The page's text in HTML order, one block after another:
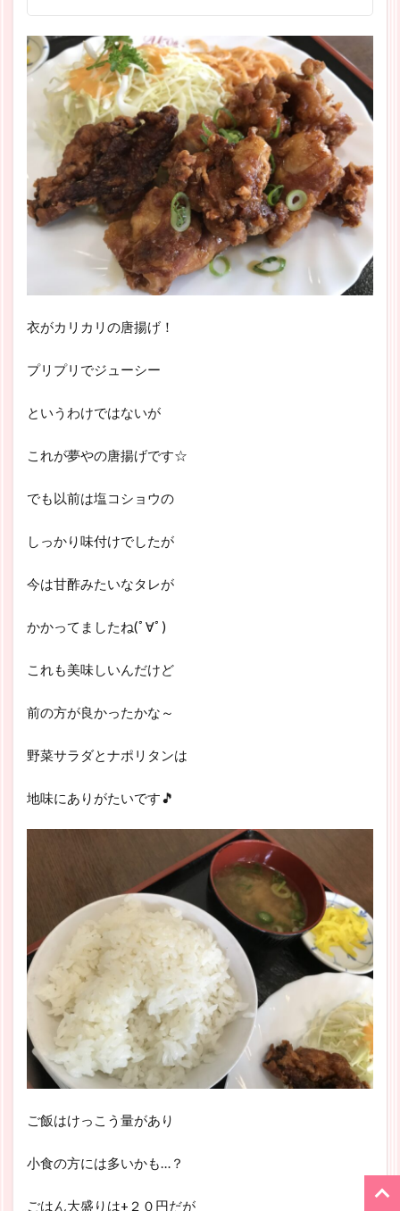
衣がカリカリの唐揚げ！
プリプリでジューシー
というわけではないが
これが夢やの唐揚げです☆
でも以前は塩コショウの
しっかり味付けでしたが
今は甘酢みたいなタレが
かかってましたね(ﾟ∀ﾟ)
これも美味しいんだけど
前の方が良かったかな～
野菜サラダとナポリタンは
地味にありがたいです🎵
ご飯はけっこう量があり
小食の方には多いかも…？
ごはん大盛りは+２０円だが